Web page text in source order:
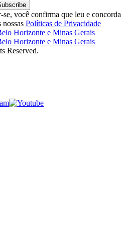
você confirma que leu e concorda
nossas Políticas de Privacidade
Reserved.